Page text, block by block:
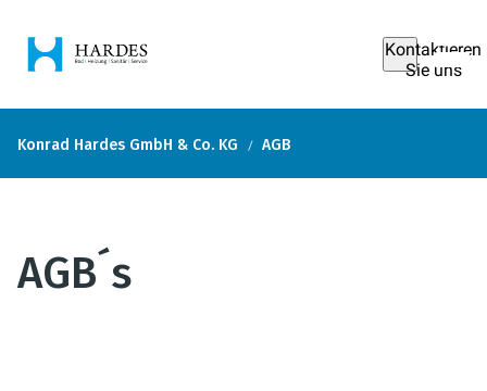
Kontaktieren
Sie uns
Konrad Hardes GmbH & Co. KG AGB
AGB´s